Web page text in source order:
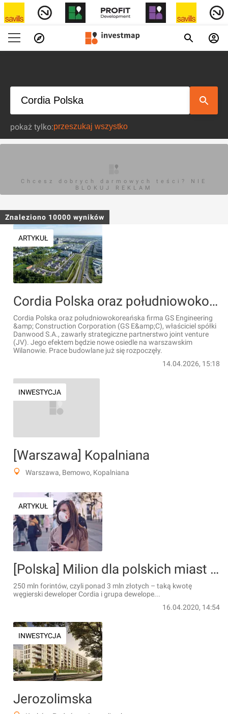
pokaż tylko:
Chcesz dobrych darmowych teści? NIE
BLOKUJ REKLAM
Znaleziono 10000 wyników
ARTYKUŁ
Cordia Polska oraz południowokoreańska firma GS E&C zrealizują wspólnie osiedle w Warszawie [WIZUALIZACJE]
Cordia Polska oraz południowokoreańska firma GS Engineering
&amp; Construction Corporation (GS E&amp;C), właściciel spółki
Danwood S.A., zawarły strategiczne partnerstwo joint venture
(JV). Jego efektem będzie nowe osiedle na warszawskim
Wilanowie. Prace budowlane już się rozpoczęły.
14.04.2026, 15:18
INWESTYCJA
[Warszawa] Kopalniana
Warszawa, Bemowo, Kopalniana
ARTYKUŁ
[Polska] Milion dla polskich miast na walkę z koronawirusem od węgierskich deweloperów
250 mln forintów, czyli ponad 3 mln złotych – taką kwotę
węgierski deweloper Cordia i grupa dewelope...
16.04.2020, 14:54
INWESTYCJA
Jerozolimska